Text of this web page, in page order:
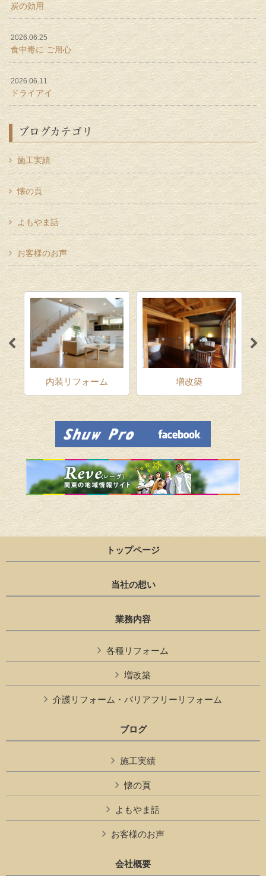
炭の効用
2026.06.25
食中毒に ご用心
2026.06.11
ドライアイ
ブログカテゴリ
施工実績
懐の頁
よもやま話
お客様のお声
内装リフォーム 増改築
トップページ
当社の想い
業務内容
各種リフォーム
増改築
介護リフォーム・バリアフリーリフォーム
ブログ
施工実績
懐の頁
よもやま話
お客様のお声
会社概要